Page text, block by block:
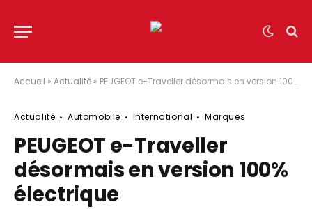
Accueil » Actualité » PEUGEOT e-Traveller désormais en version 100% électrique
Actualité Automobile International Marques
PEUGEOT e-Traveller
désormais en version 100%
électrique